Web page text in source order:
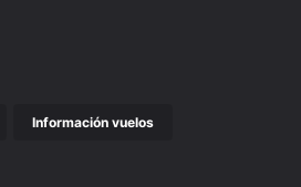
Información vuelos